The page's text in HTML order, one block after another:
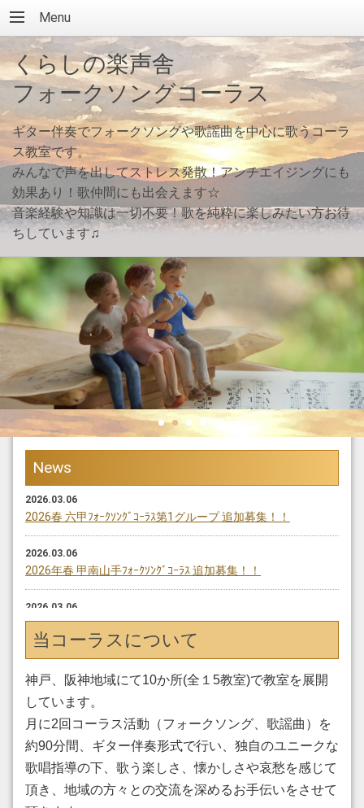
Menu
くらしの楽声舎
フォークソングコーラス
ギター伴奏でフォークソングや歌謡曲を中心に歌うコーラ
ス教室です。
みんなで声を出してストレス発散！アンチエイジングにも
効果あり！歌仲間にも出会えます☆
音楽経験や知識は一切不要！歌を純粋に楽しみたい方お待
ちしています♫
News
2026.03.06
2026春 六甲ﾌｫｰｸｿﾝｸﾞｺｰﾗｽ第1グループ 追加募集！！
2026.03.06
2026年春 甲南山手ﾌｫｰｸｿﾝｸﾞｺｰﾗｽ 追加募集！！
2026.03.06
2026年春 武庫之荘ﾌｫｰｸｿﾝｸﾞｺｰﾗｽ第2グループ 追加募集！！
2026.03.06
2026年春 芦屋ﾌｫｰｸｿﾝｸﾞｺｰﾗｽ第1グループ 追加募集！！
2026年春 新長田ﾌｫｰｸｿﾝｸﾞｺｰﾗｽ 追加募集！！
2026.03.06
2026年春 多田ﾌｫｰｸｿﾝｸﾞｺｰﾗｽ結成大募集！！
当コーラスについて
神戸、阪神地域にて10か所(全１5教室)で教室を展開
しています。
月に2回コーラス活動（フォークソング、歌謡曲）を
約90分間、ギター伴奏形式で行い、独自のユニークな
歌唱指導の下、歌う楽しさ、懐かしさや哀愁を感じて
頂き、地域の方々との交流を深めるお手伝いをさせて